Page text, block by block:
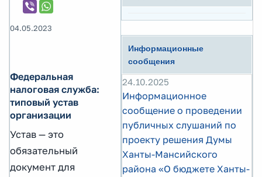
04.05.2023
Федеральная
налоговая служба:
типовый устав
организации
Устав — это
обязательный
документ для
Информационные
сообщения
24.10.2025
Информационное
сообщение о проведении
публичных слушаний по
проекту решения Думы
Ханты-Мансийского
района «О бюджете Ханты-